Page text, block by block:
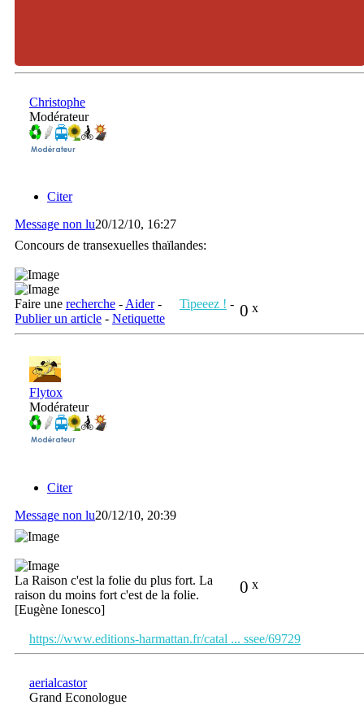
Christophe
Modérateur
Citer
Message non lu20/12/10, 16:27
Concours de transexuelles thaïlandes:
0 x
Faire une recherche - Aider- Tipeeez ! -
Publier un article - Netiquette
Flytox
Modérateur
Citer
Message non lu20/12/10, 20:39
0 x
La Raison c'est la folie du plus fort. La
raison du moins fort c'est de la folie.
[Eugène Ionesco]
https://www.editions-harmattan.fr/catal ... ssee/69729
aerialcastor
Grand Econologue